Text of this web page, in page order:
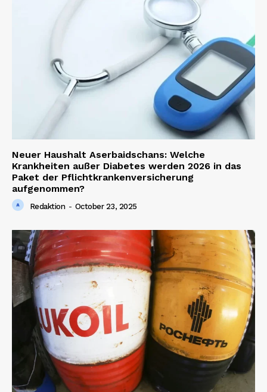
Neuer Haushalt Aserbaidschans: Welche
Krankheiten außer Diabetes werden 2026 in das
Paket der Pflichtkrankenversicherung
aufgenommen?
Redaktion - October 23, 2025